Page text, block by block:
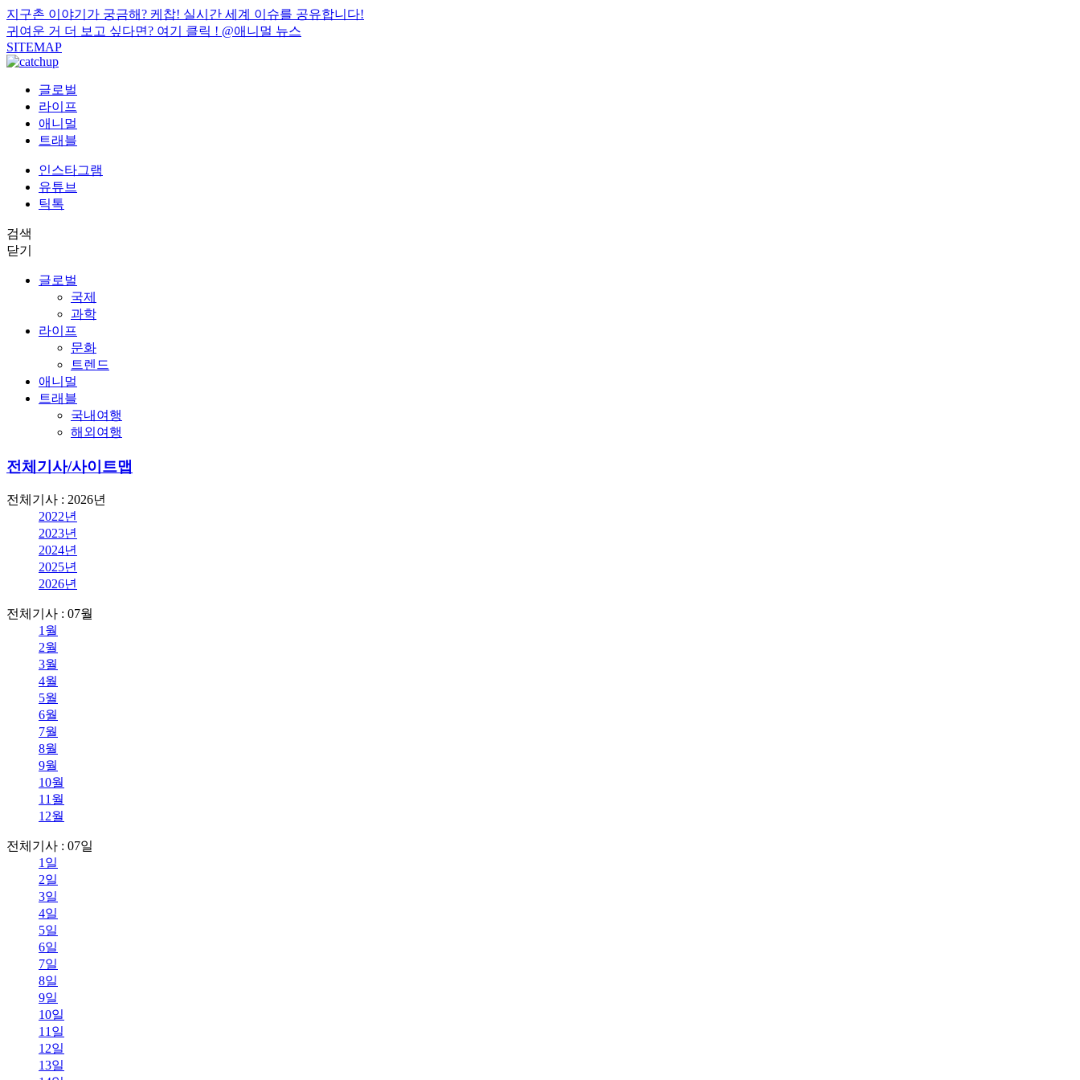
지구촌 이야기가 궁금해? 케찹! 실시간 세계 이슈를 공유합니다!
귀여운 거 더 보고 싶다면? 여기 클릭 ! @애니멀 뉴스
SITEMAP
글로벌
라이프
애니멀
트래블
인스타그램
유튜브
틱톡
검색
닫기
글로벌
국제
과학
라이프
문화
트렌드
애니멀
트래블
국내여행
해외여행
전체기사/사이트맵
전체기사 : 2026년
2022년
2023년
2024년
2025년
2026년
전체기사 : 07월
1월
2월
3월
4월
5월
6월
7월
8월
9월
10월
11월
12월
전체기사 : 07일
1일
2일
3일
4일
5일
6일
7일
8일
9일
10일
11일
12일
13일